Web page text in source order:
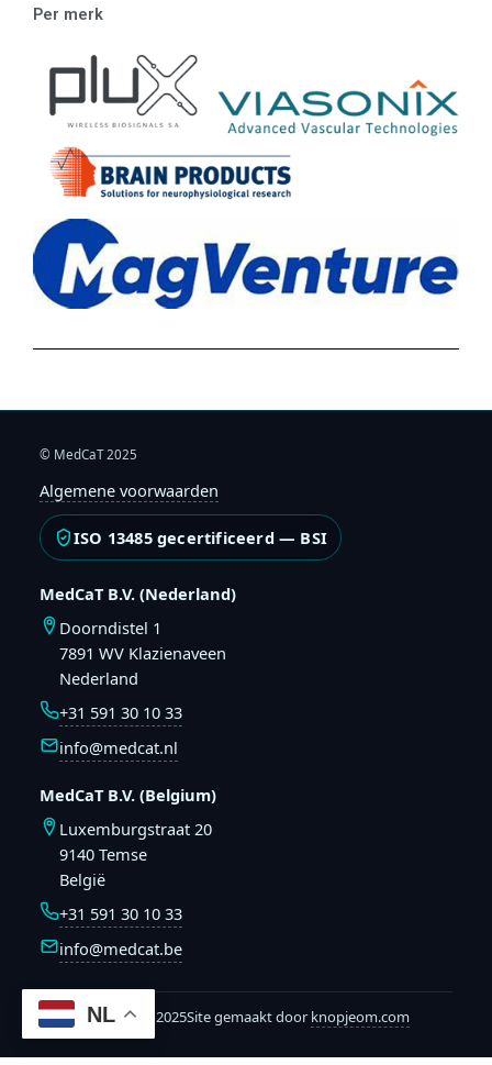
Per merk
© MedCaT 2025
Algemene voorwaarden
ISO 13485 gecertificeerd — BSI
MedCaT B.V. (Nederland)
Doorndistel 1
7891 WV Klazienaveen
Nederland
+31 591 30 10 33
info@medcat.nl
MedCaT B.V. (Belgium)
Luxemburgstraat 20
9140 Temse
België
+31 591 30 10 33
info@medcat.be
© MedCaT 2025Site gemaakt door knopjeom.com
NL